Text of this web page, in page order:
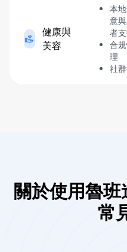
健康與
美容
本
意
者
合
理
社
關於使用魯
常